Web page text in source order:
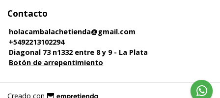
Contacto
holacambalachetienda@gmail.com
+5492213102294
Diagonal 73 n1332 entre 8 y 9 - La Plata
Botón de arrepentimiento
Creado con